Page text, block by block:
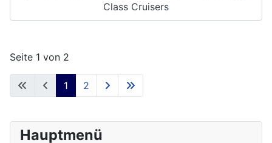
Hauptmenü
Class Cruisers
Seite 1 von 2
1 2